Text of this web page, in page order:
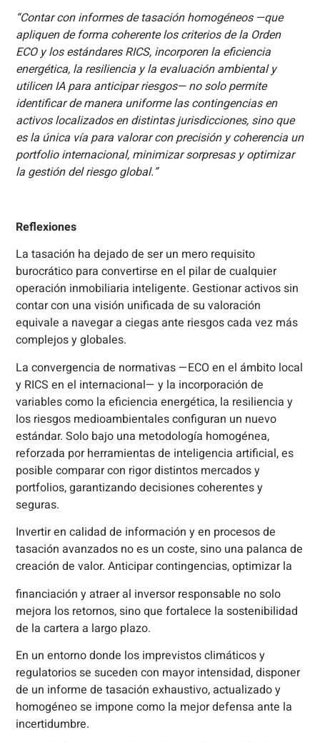
“Contar con informes de tasación homogéneos —que
apliquen de forma coherente los criterios de la Orden
ECO y los estándares RICS, incorporen la eficiencia
energética, la resiliencia y la evaluación ambiental y
utilicen IA para anticipar riesgos— no solo permite
identificar de manera uniforme las contingencias en
activos localizados en distintas jurisdicciones, sino que
es la única vía para valorar con precisión y coherencia un
portfolio internacional, minimizar sorpresas y optimizar
la gestión del riesgo global.”
Reflexiones
La tasación ha dejado de ser un mero requisito
burocrático para convertirse en el pilar de cualquier
operación inmobiliaria inteligente. Gestionar activos sin
contar con una visión unificada de su valoración
equivale a navegar a ciegas ante riesgos cada vez más
complejos y globales.
La convergencia de normativas —ECO en el ámbito local
y RICS en el internacional— y la incorporación de
variables como la eficiencia energética, la resiliencia y
los riesgos medioambientales configuran un nuevo
estándar. Solo bajo una metodología homogénea,
reforzada por herramientas de inteligencia artificial, es
posible comparar con rigor distintos mercados y
portfolios, garantizando decisiones coherentes y
seguras.
Invertir en calidad de información y en procesos de
tasación avanzados no es un coste, sino una palanca de
creación de valor. Anticipar contingencias, optimizar la
financiación y atraer al inversor responsable no solo
mejora los retornos, sino que fortalece la sostenibilidad
de la cartera a largo plazo.
En un entorno donde los imprevistos climáticos y
regulatorios se suceden con mayor intensidad, disponer
de un informe de tasación exhaustivo, actualizado y
homogéneo se impone como la mejor defensa ante la
incertidumbre.